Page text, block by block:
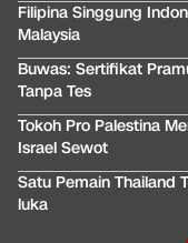
Filipina Singgung
Malaysia
Buwas: Sertifikat
Tanpa Tes
Tokoh Pro Palestina
Israel Sewot
Satu Pemain Thailand
luka